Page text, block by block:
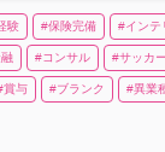
験 保険完備 インテ
コンサル サッカー
賞与 ブランク 異業